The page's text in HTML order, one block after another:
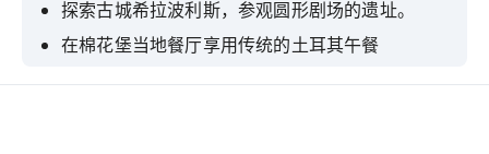
探索古城希拉波利斯，参观圆形剧场的遗址。
在棉花堡当地餐厅享用传统的土耳其午餐
额外付费即可在克莉奥佩特拉泳池的温暖池水中游